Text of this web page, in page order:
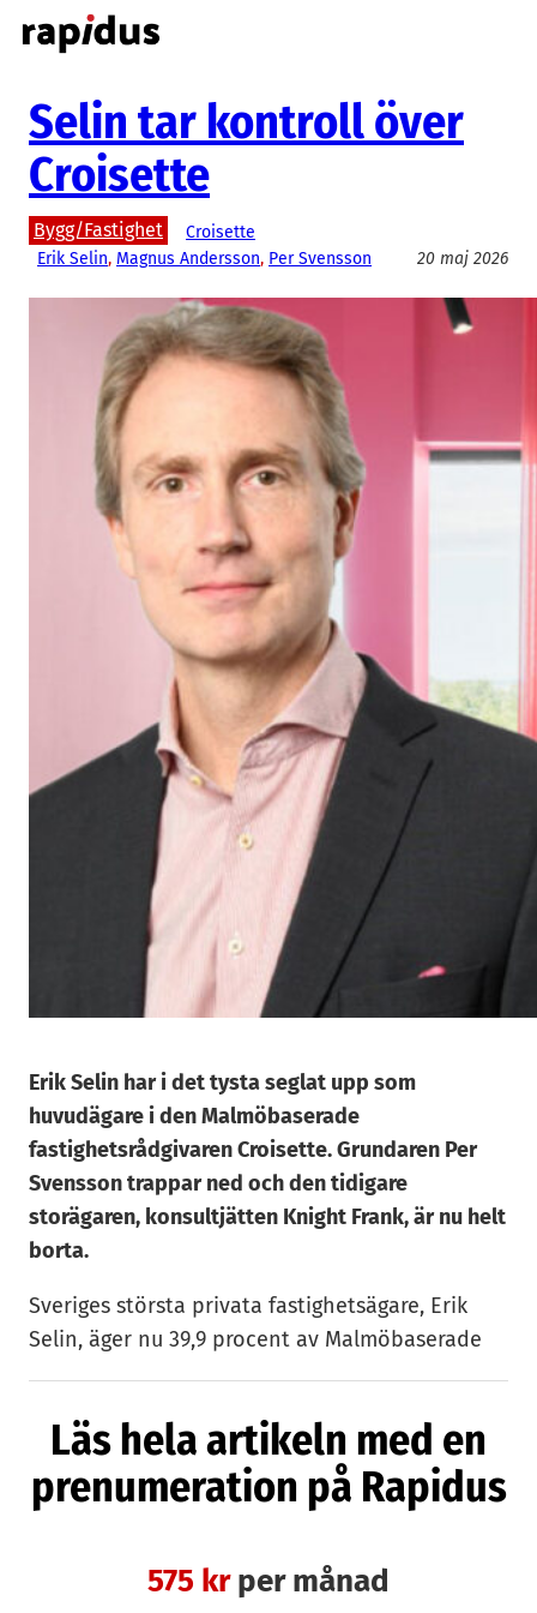
Hoppa
till
Selin tar kontroll över
Croisette
Bygg/Fastighet
Croisette
Erik Selin, Magnus Andersson, Per Svensson 20 maj 2026
Erik Selin har i det tysta seglat upp som
huvudägare i den Malmöbaserade
fastighetsrådgivaren Croisette. Grundaren Per
Svensson trappar ned och den tidigare
storägaren, konsultjätten Knight Frank, är nu helt
borta.
Sveriges största privata fastighetsägare, Erik
Selin, äger nu 39,9 procent av Malmöbaserade
Den tidigare storägaren, brittiska konsultfirman
Knight Frank, är utköpt. Det är Erik Selin som
anställda inom koncernen har ökat sina
Läs hela artikeln med en
prenumeration på Rapidus
575 krper månad